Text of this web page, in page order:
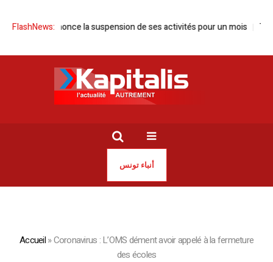
FlashNews:
annonce la suspension de ses activités pour un mois Tunisie
أنباء تونس
Accueil»Coronavirus : L’OMS dément avoir appelé à la fermeture
des écoles